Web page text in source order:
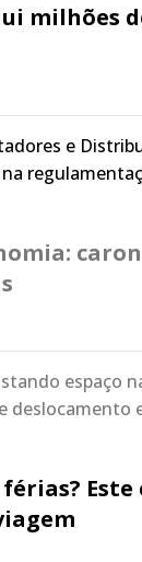
milhões
e
espaço
deslocamento